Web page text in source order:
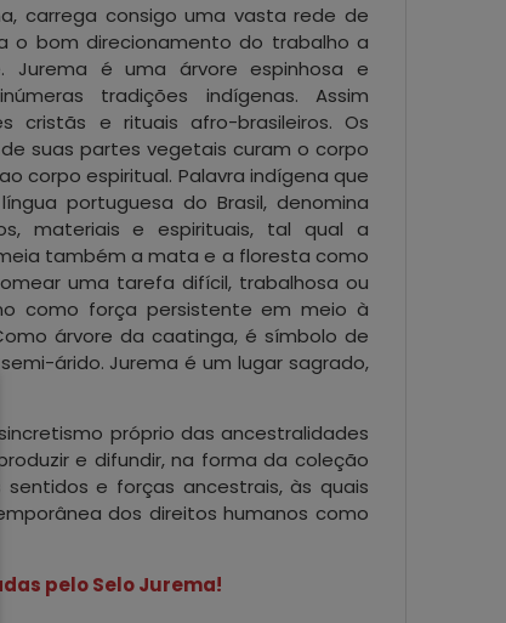
carrega consigo uma vasta rede de
o bom direcionamento do trabalho a
Jurema é uma árvore espinhosa e
tradições indígenas. Assim
cristãs e rituais afro-brasileiros. Os
suas partes vegetais curam o corpo
corpo espiritual. Palavra indígena que
portuguesa do Brasil, denomina
materiais e espirituais, tal qual a
também a mata e a floresta como
uma tarefa difícil, trabalhosa ou
como força persistente em meio à
árvore da caatinga, é símbolo de
árido. Jurema é um lugar sagrado,
próprio das ancestralidades
e difundir, na forma da coleção
e forças ancestrais, às quais
dos direitos humanos como
pelo Selo Jurema!